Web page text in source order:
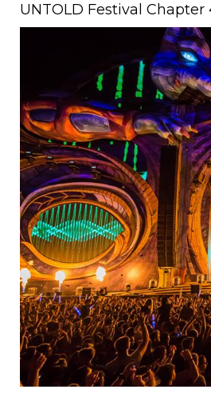
UNTOLD Festival Chapter